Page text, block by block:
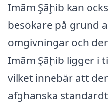
Imām Şāḩib kan
besökare på grund
omgivningar och
Imām Şāḩib ligger i
vilket innebär att
afghanska